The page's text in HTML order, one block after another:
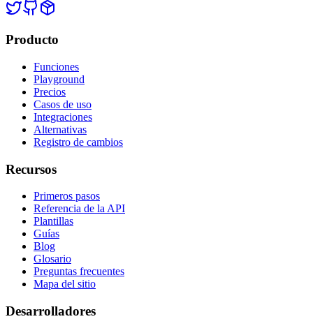
Producto
Funciones
Playground
Precios
Casos de uso
Integraciones
Alternativas
Registro de cambios
Recursos
Primeros pasos
Referencia de la API
Plantillas
Guías
Blog
Glosario
Preguntas frecuentes
Mapa del sitio
Desarrolladores